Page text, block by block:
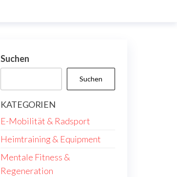
Suchen
Suchen
KATEGORIEN
E-Mobilität & Radsport
Heimtraining & Equipment
Mentale Fitness &
Regeneration